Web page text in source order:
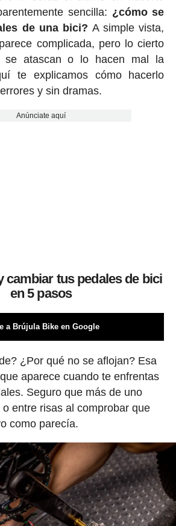
sencilla: ¿cómo se
de una bici? A simple vista,
complicada, pero lo cierto
se atascan o lo hacen mal la
te explicamos cómo hacerlo
y sin dramas.
Anúnciate aquí
cambiar tus pedales de bici
en 5 pasos
a Brújula Bike en Google
¿Por qué no se aflojan? Esa
aparece cuando te enfrentas
Seguro que más de uno
entre risas al comprobar que
como parecía.